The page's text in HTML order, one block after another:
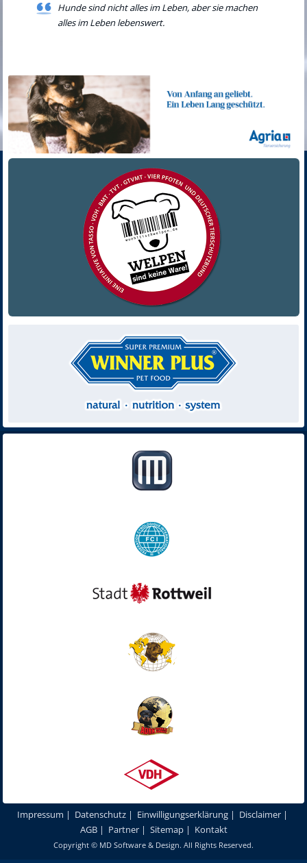
Hunde sind nicht alles im Leben, aber sie machen
alles im Leben lebenswert.
Impressum | Datenschutz | Einwilligungserklärung | Disclaimer |
AGB| Partner| Sitemap| Kontakt
Copyright © MD Software & Design. All Rights Reserved.